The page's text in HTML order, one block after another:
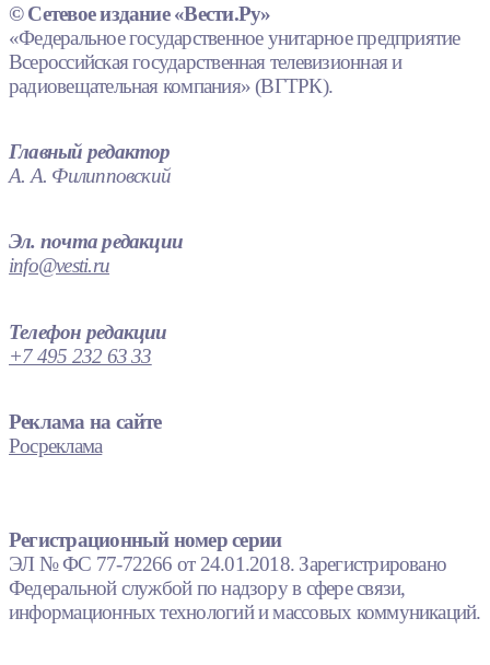
© Сетевое издание «Вести.Ру»
«Федеральное государственное унитарное предприятие
Всероссийская государственная телевизионная и
радиовещательная компания» (ВГТРК).
Главный редактор
А. А. Филипповский
Эл. почта редакции
info@vesti.ru
Телефон редакции
+7 495 232 63 33
Реклама на сайте
Росреклама
Регистрационный номер серии
ЭЛ № ФС 77-72266 от 24.01.2018. Зарегистрировано
Федеральной службой по надзору в сфере связи,
информационных технологий и массовых коммуникаций.